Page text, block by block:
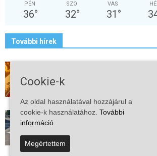
PÉN
36°
SZO
32°
VAS
31 °
További hírek
Mi történik Európa felett?
2026-08-05
Folyamatosak a nyári
Kiskőrösön – útburkolati
2026-08-05
Cookie-k
Az oldal használatával hozzájárul a
cookie-k használatához. További
információ
Megértettem